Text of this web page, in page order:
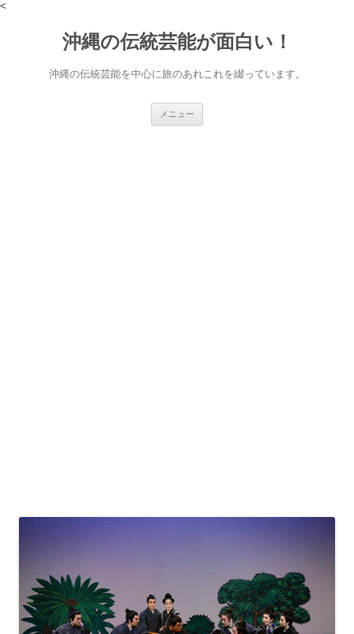
<
沖縄の伝統芸能が面白い！
沖縄の伝統芸能を中心に旅のあれこれを綴っています。
メニュー